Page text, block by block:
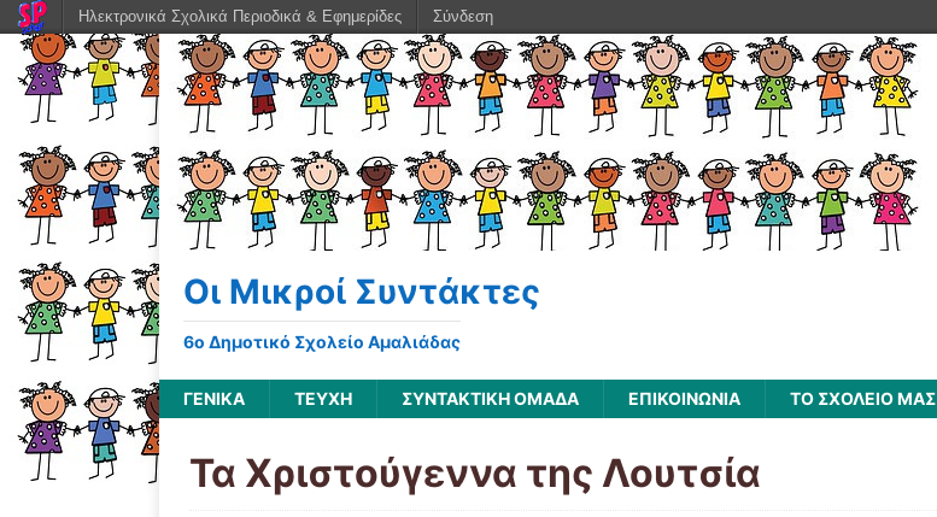
Οι Μικροί Συντάκτες
6ο Δημοτικό Σχολείο Αμαλιάδας
ΓΕΝΙΚΆ ΤΕΥΧΗ ΣΥΝΤΑΚΤΙΚΗ ΟΜΑΔΑ ΕΠΙΚΟΙΝΩΝΙΑ ΤΟ ΣΧΟΛΕΙΟ ΜΑΣ
Τα Χριστούγεννα της Λουτσία
Ηλεκτρονικά Σχολικά Περιοδικά & Εφημερίδες Σύνδεση